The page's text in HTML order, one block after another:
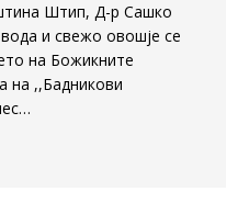
Штип, Д-р Сашко
и свежо овошје се
на Божикните
на ,,Бадникови